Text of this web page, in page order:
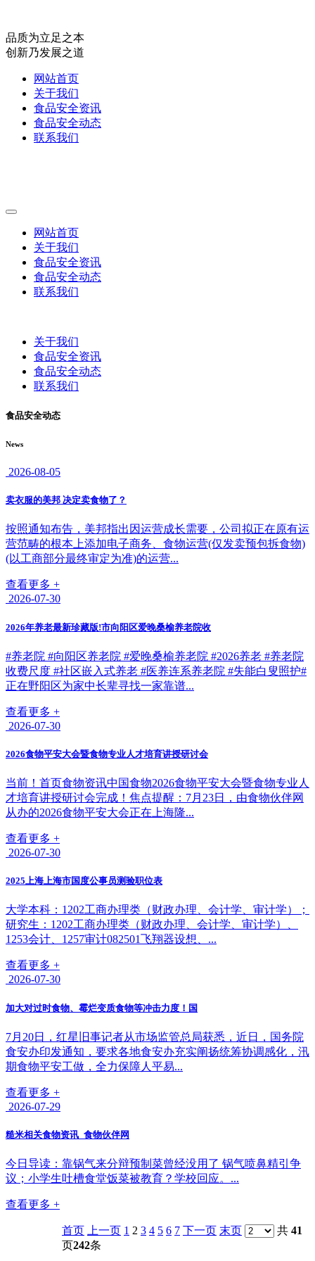
品质为立足之本
创新乃发展之道
网站首页
关于我们
食品安全资讯
食品安全动态
联系我们
网站首页
关于我们
食品安全资讯
食品安全动态
联系我们
关于我们
食品安全资讯
食品安全动态
联系我们
食品安全动态
News
2026-08-05
卖衣服的美邦 决定卖食物了？
按照通知布告，美邦指出因运营成长需要，公司拟正在原有运
营范畴的根本上添加电子商务、食物运营(仅发卖预包拆食物)
(以工商部分最终审定为准)的运营...
查看更多 +
2026-07-30
2026年养老最新珍藏版!市向阳区爱晚桑榆养老院收
#养老院 #向阳区养老院 #爱晚桑榆养老院 #2026养老 #养老院
收费尺度 #社区嵌入式养老 #医养连系养老院 #失能白叟照护#
正在野阳区为家中长辈寻找一家靠谱...
查看更多 +
2026-07-30
2026食物平安大会暨食物专业人才培育讲授研讨会
当前！首页食物资讯中国食物2026食物平安大会暨食物专业人
才培育讲授研讨会完成！焦点提醒：7月23日，由食物伙伴网
从办的2026食物平安大会正在上海隆...
查看更多 +
2026-07-30
2025上海上海市国度公事员测验职位表
大学本科：1202工商办理类（财政办理、会计学、审计学）；
研究生：1202工商办理类（财政办理、会计学、审计学）、
1253会计、1257审计082501飞翔器设想、...
查看更多 +
2026-07-30
加大对过时食物、霉烂变质食物等冲击力度！国
7月20日，红星旧事记者从市场监管总局获悉，近日，国务院
食安办印发通知，要求各地食安办充实阐扬统筹协调感化，汛
期食物平安工做，全力保障人平易...
查看更多 +
2026-07-29
糙米相关食物资讯_食物伙伴网
今日导读：靠锅气来分辩预制菜曾经没用了 锅气喷鼻精引争
议；小学生吐槽食堂饭菜被教育？学校回应。...
查看更多 +
首页 上一页 1 2 3 4 5 6 7 下一页 末页 共 41
页242条